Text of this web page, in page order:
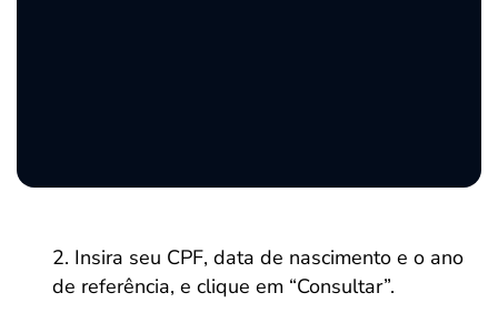
Insira seu CPF, data de nascimento e o ano
de referência, e clique em “Consultar”.